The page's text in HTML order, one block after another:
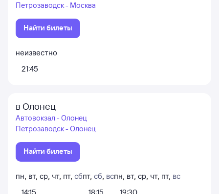
Петрозаводск - Москва
Найти билеты
неизвестно
21:45
в Олонец
Автовокзал - Олонец
Петрозаводск - Олонец
Найти билеты
пн, вт, ср, чт, пт, сбпт, сб, вспн, вт, ср, чт, пт, вс